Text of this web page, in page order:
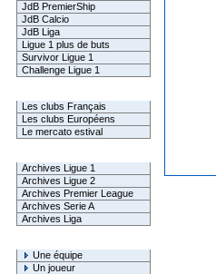
JdB PremierShip
JdB Calcio
JdB Liga
Ligue 1 plus de buts
Survivor Ligue 1
Challenge Ligue 1
Les clubs Français
Les clubs Européens
Le mercato estival
Archives Ligue 1
Archives Ligue 2
Archives Premier League
Archives Serie A
Archives Liga
Une équipe
Un joueur